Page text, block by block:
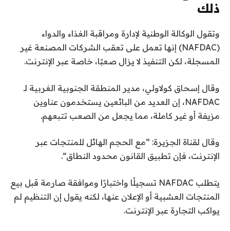
ذلك
وتقول الوكالة الوطنية لإدارة ومراقبة الغذاء والدواء
(NAFDAC) إنها تعمل على تعقب الشركات المصنعة غير
المسجلة، لكن التنفيذ لا يزال صعبًا، خاصة عبر الإنترنت.
وقال إسحاق كولاولي، مدير المنطقة الجنوبية الغربية لـ
NAFDAC، إن العديد من البائعين يستخدمون عناوين
مزيفة أو غير كاملة، مما يجعل من الصعب تتبعهم.
وقال لقناة الجزيرة: “مع الحجم الهائل للمنتجات عبر
الإنترنت، فإن تطبيق القانون محدود النطاق”.
يتطلب NAFDAC تسجيلًا واختبارًا وموافقة صارمة قبل بيع
المنتجات العشبية أو الإعلان عنها، لكنه يقول إن التنظيم لم
يواكب التجارة عبر الإنترنت.